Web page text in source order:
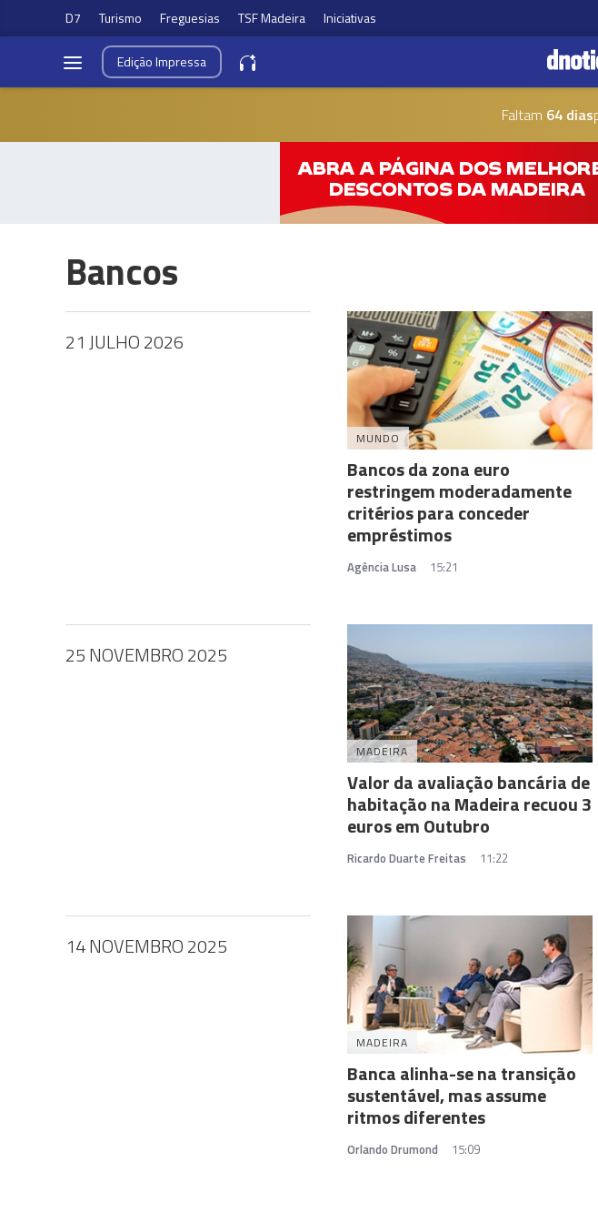
D7 Turismo Freguesias TSF Madeira Iniciativas
EdiçãoImpressa
Faltam 64 dias
Bancos
21 JULHO 2026
MUNDO
Bancos da zona euro
restringem moderadamente
critérios para conceder
empréstimos
Agência Lusa 15:21
25 NOVEMBRO 2025
MADEIRA
Valor da avaliação bancária de
habitação na Madeira recuou 3
euros em Outubro
Ricardo Duarte Freitas 11:22
14 NOVEMBRO 2025
MADEIRA
Banca alinha-se na transição
sustentável, mas assume
ritmos diferentes
Orlando Drumond 15:09